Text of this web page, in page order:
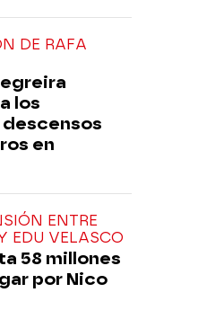
DE RAFA
los
en
ENTRE
EDU VELASCO
58 millones
por Nico